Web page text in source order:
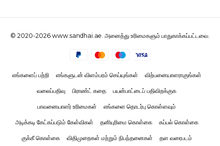
© 2020-2026 www.sandhai.ae. அனைத்து உரிமைகளும் பாதுகாக்கப்பட்டவை.
எங்களைப் பற்றி எங்களுடன் விளம்பரம் செய்யுங்கள் விற்பனையாளராகுங்கள்
வலைப்பதிவு பிராண்ட் கதை பயன்பாட்டைப் பதிவிறக்குக
பாவனையாளர் உரிமைகள் எங்களை தொடர்பு கொள்ளவும்
அடிக்கடி கேட்கப்படும் கேள்விகள் தனியுரிமை கொள்கை கப்பல் கொள்கை
குக்கீ கொள்கை விதிமுறைகள் மற்றும் நிபந்தனைகள் தள வரைபடம்